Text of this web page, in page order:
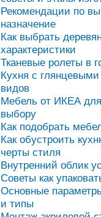
Рекомендации по
назначение
Как выбрать
характеристики
Тканевые ролеты в
Кухня с
видов
Мебель от ИКЕА
выбору
Как подобрать
Как обустроить
черты стиля
Внутренний облик
Советы как
Основные
и типы